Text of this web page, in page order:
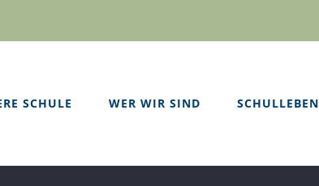
SCHULE WER WIR SIND SCHULLEBEN